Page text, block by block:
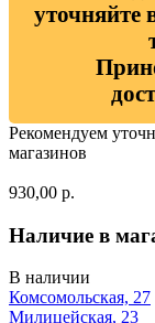
уточняйте
Рекомендуем
магазинов
930,00 р.
Наличие в
В наличии
Комсомольская, 27
Милицейская, 23